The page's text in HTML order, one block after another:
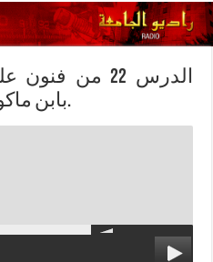
الدرس 22 من
بابن ماكولا والدولابي ومنهجهما.